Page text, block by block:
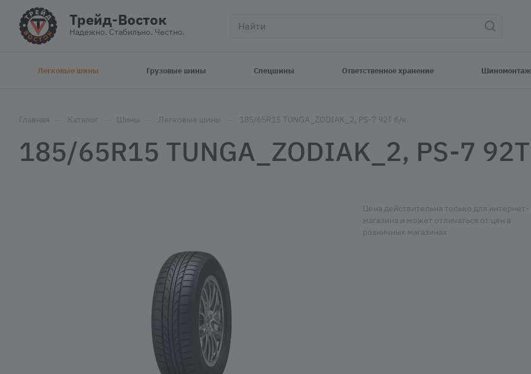
Трейд-Восток
Надежно. Стабильно. Честно.
Легковые шины Грузовые шины Спецшины Ответственное хранение Шиномонтаж
Главная Каталог Шины Легковые шины 185/65R15 TUNGA_ZODIAK_2, PS-7 92T б/к
185/65R15 TUNGA_ZODIAK_2, PS-7
Цена действительна только для интернет-
магазина и может отличаться от цен в
розничных магазинах